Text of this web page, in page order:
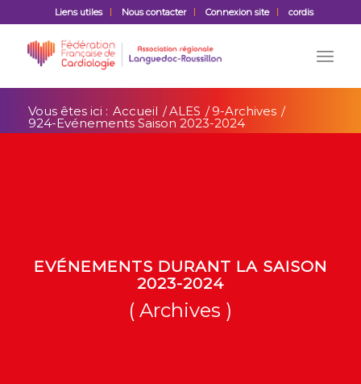
Liens utiles Nous contacter Connexion site cordis
Vous êtes ici : Accueil /ALES / 9-Archives /
924-Evénements Saison 2023-2024
EVÉNEMENTS DURANT LA SAISON
2023-2024
( Archives )